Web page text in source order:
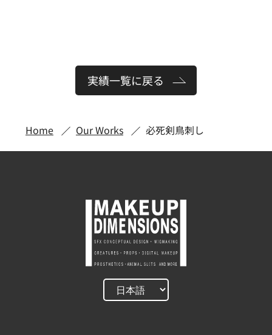
実績一覧に戻る
Home Our Works 必死剣鳥刺し